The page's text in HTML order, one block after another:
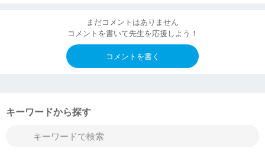
まだコメントはありません
コメントを書いて先生を応援しよう！
コメントを書く
キーワードから探す